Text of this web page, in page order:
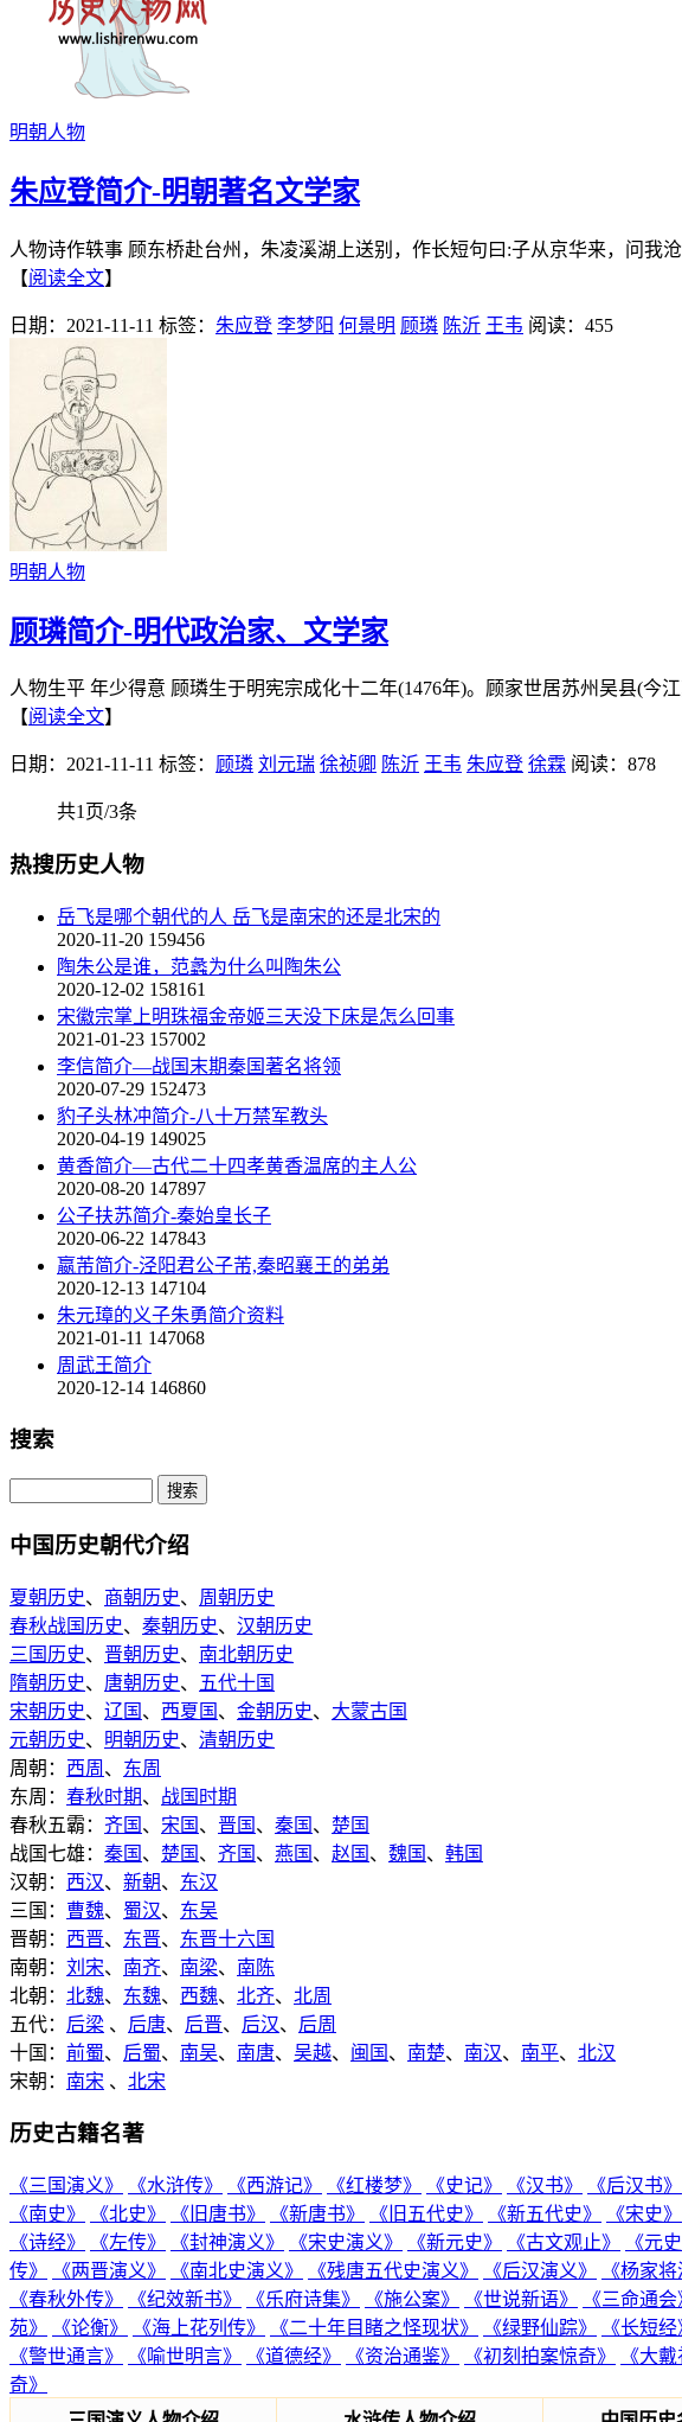
明朝人物
朱应登简介-明朝著名文学家
人物诗作轶事 顾东桥赴台州，朱凌溪湖上送别，作长短句曰:子从京华来，问
【阅读全文】
日期：2021-11-11 标签： 朱应登 李梦阳 何景明 顾璘 陈沂 王韦 阅读：455
明朝人物
顾璘简介-明代政治家、文学家
人物生平 年少得意 顾璘生于明宪宗成化十二年(1476年)。顾家世居苏州吴县(
【阅读全文】
日期：2021-11-11 标签： 顾璘 刘元瑞 徐祯卿 陈沂 王韦 朱应登 徐霖 阅读：878
共1页/3条
热搜历史人物
岳飞是哪个朝代的人 岳飞是南宋的还是北宋的
2020-11-20 159456
陶朱公是谁，范蠡为什么叫陶朱公
2020-12-02 158161
宋徽宗掌上明珠福金帝姬三天没下床是怎么回事
2021-01-23 157002
李信简介—战国末期秦国著名将领
2020-07-29 152473
豹子头林冲简介-八十万禁军教头
2020-04-19 149025
黄香简介—古代二十四孝黄香温席的主人公
2020-08-20 147897
公子扶苏简介-秦始皇长子
2020-06-22 147843
嬴芾简介-泾阳君公子芾,秦昭襄王的弟弟
2020-12-13 147104
朱元璋的义子朱勇简介资料
2021-01-11 147068
周武王简介
2020-12-14 146860
搜索
中国历史朝代介绍
夏朝历史、 商朝历史、 周朝历史
春秋战国历史、 秦朝历史、 汉朝历史
三国历史、 晋朝历史、 南北朝历史
隋朝历史、 唐朝历史、
五代十国
宋朝历史、 辽国 、 西夏国 、 金朝历史、 大蒙古国
元朝历史、 明朝历史、 清朝历史
周朝： 西周 、 东周
东周： 春秋时期、 战国时期
春秋五霸： 齐国 、 宋国 、 晋国 、 秦国 、 楚国
战国七雄： 秦国 、 楚国 、 齐国 、 燕国 、 赵国 、 魏国 、 韩国
汉朝： 西汉、 新朝、 东汉
三国： 曹魏、 蜀汉、 东吴
晋朝： 西晋、 东晋、 东晋十六国
南朝： 刘宋、 南齐、 南梁、 南陈
北朝： 北魏、 东魏、 西魏、 北齐、 北周
五代： 后梁 、 后唐、 后晋、 后汉、 后周
十国： 前蜀、 后蜀、 南吴、 南唐、 吴越、 闽国 、 南楚、 南汉、 南平、 北汉
宋朝： 南宋 、 北宋
历史古籍名著
《三国演义》 《水浒传》 《西游记》 《红楼梦》 《史记》 《汉书》 《后汉书》
《南史》
《北史》 《旧唐书》 《新唐书》 《旧五代史》 《新五代史》 《宋史》
《诗经》
《左传》 《封神演义》 《宋史演义》 《新元史》 《古文观止》 《元
传》
《两晋演义》 《南北史演义》 《残唐五代史演义》 《后汉演义》 《杨家将
《春秋外传》
《纪效新书》 《乐府诗集》 《施公案》 《世说新语》 《三命通会
苑》
《论衡》 《海上花列传》 《二十年目睹之怪现状》 《绿野仙踪》 《长短经
《警世通言》
《喻世明言》 《道德经》 《资治通鉴》 《初刻拍案惊奇》 《大戴
奇》